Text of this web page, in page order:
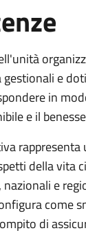
gestionali e
in
e il
della vita
e
come
di